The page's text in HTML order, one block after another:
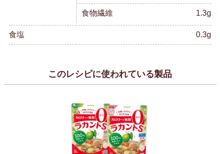
食物繊維 1.3g
食塩 0.3g
このレシピに使われている製品